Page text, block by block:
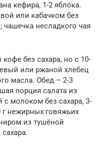
кефира, 1-2 яблока.
или кабачком без
чашечка несладкого чая
без сахара, но с 10-
или ржаной хлебец
масла. Обед – 2-3
порция салата из
молоком без сахара, 3-
нежирных говяжьих
из тушёной